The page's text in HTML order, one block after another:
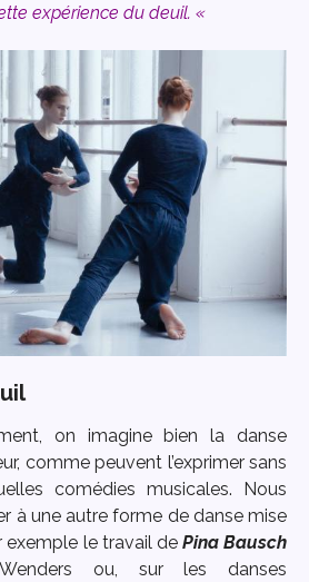
expérience du deuil. «
on imagine bien la danse
comme peuvent l’exprimer sans
comédies musicales. Nous
à une autre forme de danse mise
exemple le travail de Pina Bausch
ou, sur les danses